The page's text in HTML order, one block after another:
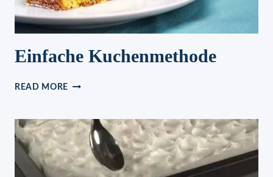
Einfache Kuchenmethode
READ MORE EINFACHE